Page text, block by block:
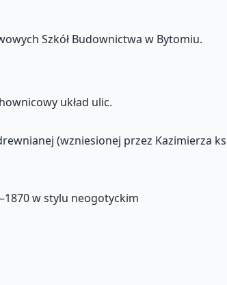
Szkół Budownictwa w Bytomiu.
układ ulic.
(wzniesionej przez Kazimierza
w stylu neogotyckim